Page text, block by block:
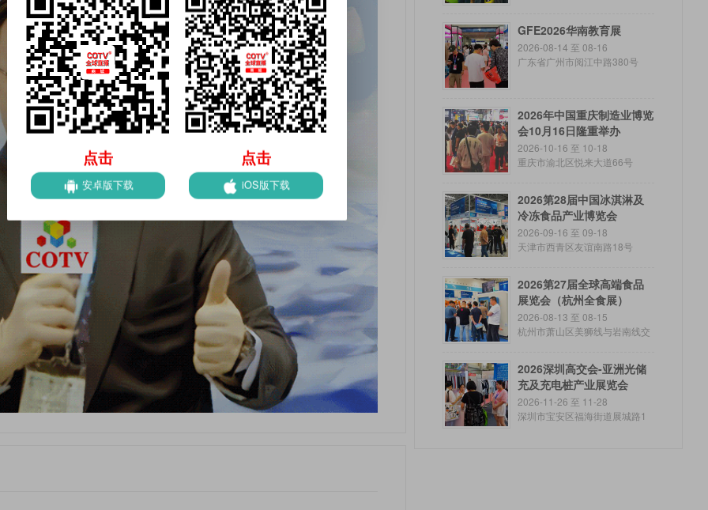
GFE2026华南教育展
2026-08-14 至 08-16
广东省广州市阅江中路380号
2026年中国重庆制造业博览
会10月16日隆重举办
2026-10-16 至 10-18
重庆市渝北区悦来大道66号
2026第28届中国冰淇淋及
冷冻食品产业博览会
2026-09-16 至 09-18
天津市西青区友谊南路18号
2026第27届全球高端食品
展览会（杭州全食展）
2026-08-13 至 08-15
杭州市萧山区美狮线与岩南线交
2026深圳高交会-亚洲光储
充及充电桩产业展览会
2026-11-26 至 11-28
深圳市宝安区福海街道展城路1
点击
安卓版下载
点击
iOS版下载